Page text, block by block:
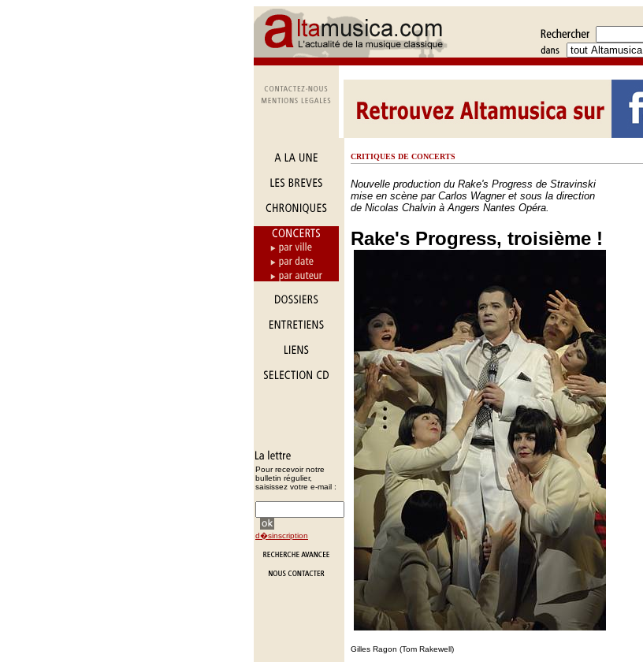
Pour recevoir notre
bulletin régulier,
saisissez votre e-mail :
d�sinscription
CRITIQUES DE CONCERTS
Nouvelle production du Rake's Progress de Stravinski
mise en scène par Carlos Wagner et sous la direction
de Nicolas Chalvin à Angers Nantes Opéra.
Rake's Progress, troisième !
Gilles Ragon (Tom Rakewell)